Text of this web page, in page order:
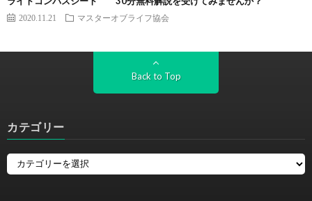
2020.11.21 マスターオブライフ協会
Back to Top
カテゴリー